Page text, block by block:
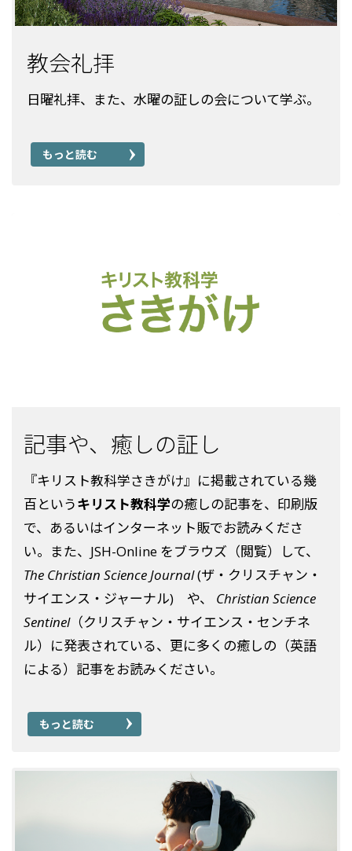
教会礼拝
日曜礼拝、また、水曜の証しの会について学ぶ。
もっと読む
記事や、癒しの証し
『キリスト教科学さきがけ』に掲載されている幾
百というキリスト教科学の癒しの記事を、印刷版
で、あるいはインターネット販でお読みくださ
い。また、JSH-Online をブラウズ（閲覧）して、
The Christian Science Journal(ザ・クリスチャン・
サイエンス・ジャーナル) や、 Christian Science
Sentinel（クリスチャン・サイエンス・センチネ
ル）に発表されている、更に多くの癒しの（英語
による）記事をお読みください。
もっと読む